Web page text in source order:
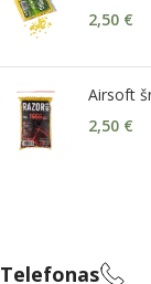
2,50 €
Airsoft
2,50 €
Telefonas